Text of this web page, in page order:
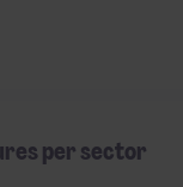
per sector